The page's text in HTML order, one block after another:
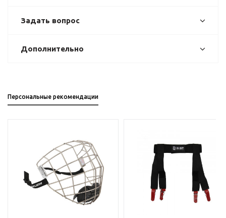
Задать вопрос
Дополнительно
Персональные рекомендации